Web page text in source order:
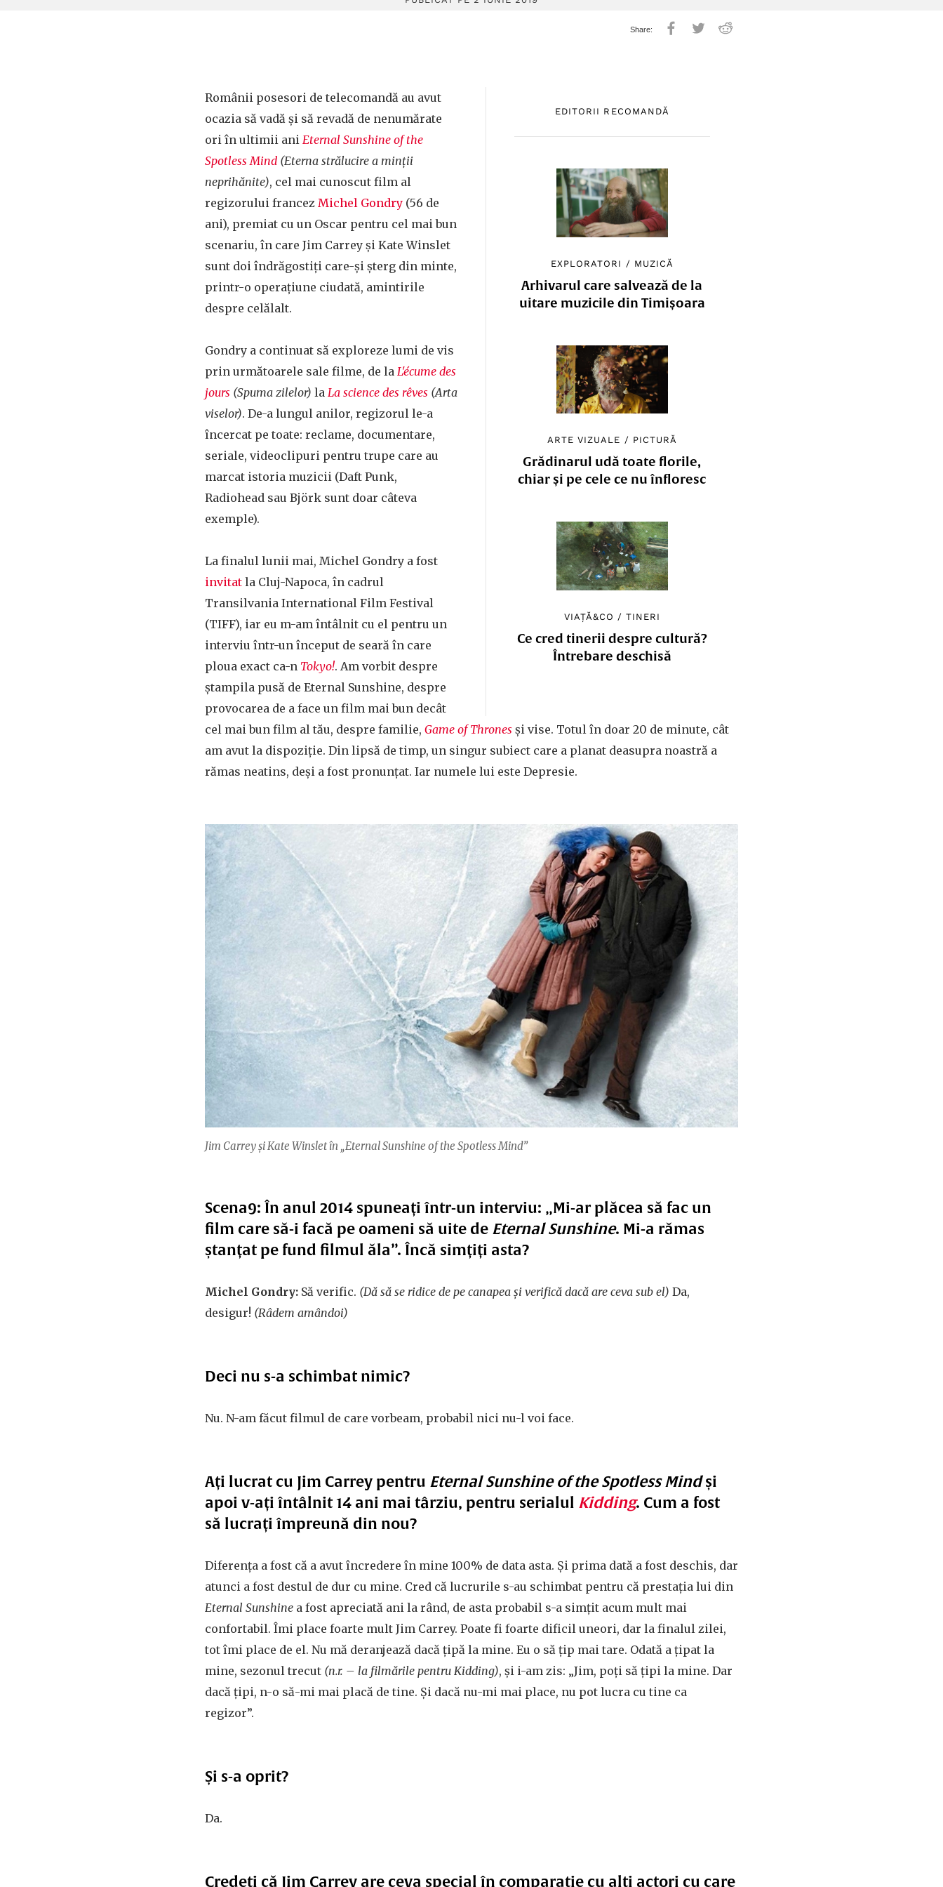
EDITORII RECOMANDĂ
EXPLORATORI / MUZICĂ
Arhivarul care salvează de la
uitare muzicile din Timișoara
ARTE VIZUALE / PICTURĂ
Grădinarul udă toate florile,
chiar și pe cele ce nu înfloresc
VIAȚĂ&CO /TINERI
Ce cred tinerii despre cultură?
Întrebare deschisă
Românii posesori de telecomandă au avut
ocazia să vadă și să revadă de nenumărate
ori în ultimii ani Eternal Sunshine of the
Spotless Mind (Eterna strălucire a minții
neprihănite), cel mai cunoscut film al
regizorului francez Michel Gondry (56 de
ani), premiat cu un Oscar pentru cel mai bun
scenariu, în care Jim Carrey și Kate Winslet
sunt doi îndrăgostiți care-și șterg din minte,
printr-o operațiune ciudată, amintirile
despre celălalt.
Gondry a continuat să exploreze lumi de vis
prin următoarele sale filme, de la L'écume des
jours (Spuma zilelor) la La science des rêves (Arta
viselor). De-a lungul anilor, regizorul le-a
încercat pe toate: reclame, documentare,
seriale, videoclipuri pentru trupe care au
marcat istoria muzicii (Daft Punk,
Radiohead sau Björk sunt doar câteva
exemple).
La finalul lunii mai, Michel Gondry a fost
invitat la Cluj-Napoca, în cadrul
Transilvania International Film Festival
(TIFF), iar eu m-am întâlnit cu el pentru un
interviu într-un început de seară în care
ploua exact ca-n Tokyo!. Am vorbit despre
ștampila pusă de Eternal Sunshine, despre
provocarea de a face un film mai bun decât
cel mai bun film al tău, despre familie, Game of Thrones și vise. Totul în doar 20 de minute, cât
am avut la dispoziție. Din lipsă de timp, un singur subiect care a planat deasupra noastră a
rămas neatins, deși a fost pronunțat. Iar numele lui este Depresie.
Jim Carrey și Kate Winslet în „Eternal Sunshine of the Spotless Mind”
Scena9: În anul 2014 spuneați într-un interviu: „Mi-ar plăcea să fac un
film care să-i facă pe oameni să uite de Eternal Sunshine. Mi-a rămas
ștanțat pe fund filmul ăla”. Încă simțiți asta?
Michel Gondry: Să verific. (Dă să se ridice de pe canapea și verifică dacă are ceva sub el) Da,
desigur! (Râdem amândoi)
Deci nu s-a schimbat nimic?
Nu. N-am făcut filmul de care vorbeam, probabil nici nu-l voi face.
Ați lucrat cu Jim Carrey pentru Eternal Sunshine of the Spotless Mindși
apoi v-ați întâlnit 14 ani mai târziu, pentru serialul Kidding. Cum a fost
să lucrați împreună din nou?
Diferența a fost că a avut încredere în mine 100% de data asta. Și prima dată a fost deschis, dar
atunci a fost destul de dur cu mine. Cred că lucrurile s-au schimbat pentru că prestația lui din
Eternal Sunshine a fost apreciată ani la rând, de asta probabil s-a simțit acum mult mai
confortabil. Îmi place foarte mult Jim Carrey. Poate fi foarte dificil uneori, dar la finalul zilei,
tot îmi place de el. Nu mă deranjează dacă țipă la mine. Eu o să țip mai tare. Odată a țipat la
mine, sezonul trecut (n.r. – la filmările pentru Kidding), și i-am zis: „Jim, poți să țipi la mine. Dar
dacă țipi, n-o să-mi mai placă de tine. Și dacă nu-mi mai place, nu pot lucra cu tine ca
regizor”.
Și s-a oprit?
Da.
Credeți că Jim Carrey are ceva special în comparație cu alți actori cu care